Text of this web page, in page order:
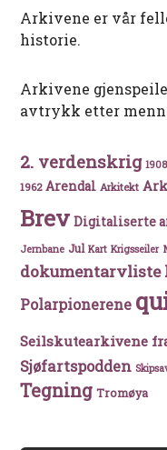
Arkivene er vår
historie.
Arkivene
avtrykk etter
2. verdenskrig 1908
1962 Arendal Arkitekt
Brev Digitaliserte
Jernbane Jul Kart Krigsseiler
dokumentarvliste
Polarpionerene
Seilskutearkivene
Sjøfartspodden
Tegning Tromøya